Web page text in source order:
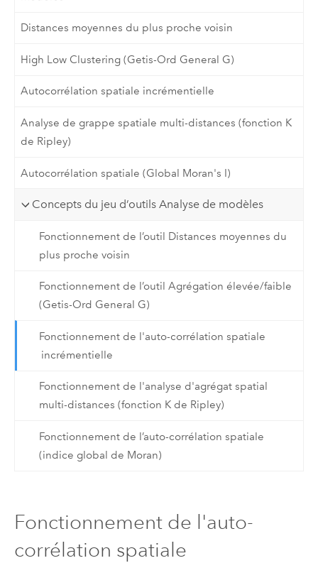
Distances moyennes du plus proche voisin
High Low Clustering (Getis-Ord General G)
Autocorrélation spatiale incrémentielle
Analyse de grappe spatiale multi-distances (fonction K
de Ripley)
Autocorrélation spatiale (Global Moran's I)
Concepts du jeu d’outils Analyse de modèles
Fonctionnement de l’outil Distances moyennes du
plus proche voisin
Fonctionnement de l’outil Agrégation élevée/faible
(Getis-Ord General G)
Fonctionnement de l'auto-corrélation spatiale
incrémentielle
Fonctionnement de l'analyse d'agrégat spatial
multi-distances (fonction K de Ripley)
Fonctionnement de l’auto-corrélation spatiale
(indice global de Moran)
Fonctionnement de l'auto-
corrélation spatiale